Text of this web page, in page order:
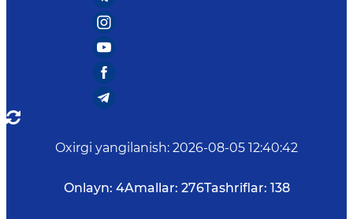
Oxirgi yangilanish: 2026-08-05 12:40:42
Onlayn: 4Amallar: 276Tashriflar: 138